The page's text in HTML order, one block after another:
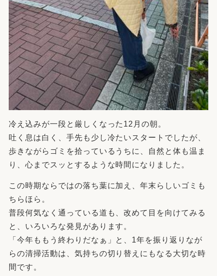
冷え込みが一段と厳しくなった12月の朝。
吐く息は白く、手先も少し冷たいスタートでしたが、
歩きながらゴミを拾っているうちに、自然と体も温ま
り、心までスッとするような時間になりました。
この時期ならではの落ち葉に加え、年末らしいゴミも
ちらほら。
普段何気なく通っている道も、改めて目を向けてみる
と、いろいろな発見があります。
「今年ももう終わりだなぁ」と、1年を振り返りなが
らの清掃活動は、気持ちの切り替えにもなる大切な時
間です。